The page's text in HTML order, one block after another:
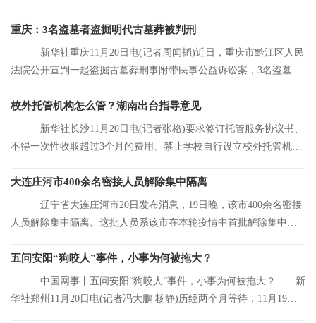
重庆：3名盗墓者盗掘明代古墓葬被判刑
新华社重庆11月20日电(记者周闻韬)近日，重庆市黔江区人民
法院公开宣判一起盗掘古墓葬刑事附带民事公益诉讼案，3名盗墓者
校外托管机构怎么管？湖南出台指导意见
新华社长沙11月20日电(记者张格)要求签订托管服务协议书、
不得一次性收取超过3个月的费用、禁止学校自行设立校外托管机
大连庄河市400余名密接人员解除集中隔离
辽宁省大连庄河市20日发布消息，19日晚，该市400余名密接
人员解除集中隔离。这批人员系该市在本轮疫情中首批解除集中隔
五问安阳“狗咬人”事件，小事为何被拖大？
中国网事丨五问安阳“狗咬人”事件，小事为何被拖大？ 新
华社郑州11月20日电(记者冯大鹏 杨静)历经两个月等待，11月19日